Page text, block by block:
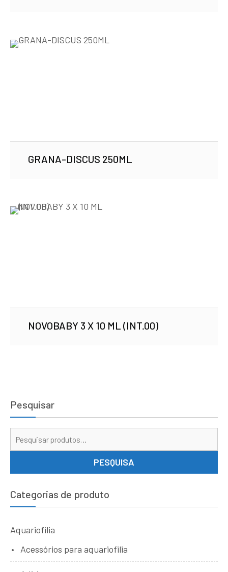
GRANA-DISCUS 250ML
NOVOBABY 3 X 10 ML (INT.00)
Pesquisar
PESQUISA
Categorias de produto
Aquariofilia
Acessórios para aquariofilia